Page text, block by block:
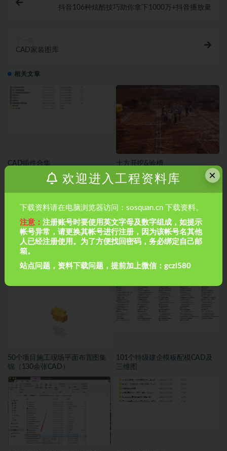
抖音106种炫酷技巧助你拿下1000万+抖音播放量
CAD家装图库
相关文章
CAD插件合集 土方开挖&验槽
如何成为一个合格的资料员
2022年完工项目全套方案模板(61
个Word+CAD)
50个项目施工现场平面布置图集
锦（130余张CAD）
101个特级建企模板配模CAD及
三维图
×
欢迎进入工程资料库
下载资料请在电脑浏览器访问：sosquan.cn 下载资料。
注意：注册账号时要使用英文字母及数字组成，如提示
帐号异常，请更换其帐号进行注册，因为该帐号名其他
人已经注册使用。为了方便找回密码，务必绑定自己邮
箱。
站点问题，资料下载问题，提前加上微信：gczl580